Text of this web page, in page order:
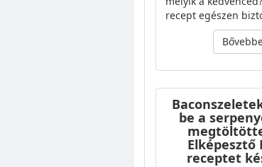
recept egészen
be a
Elképesztő
receptet